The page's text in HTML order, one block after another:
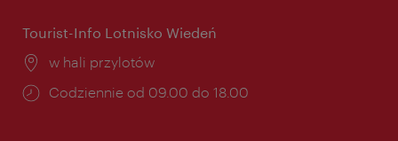
Tourist-Info Lotnisko Wiedeń
Miejsce:
w hali przylotów
Godziny
Codziennie od 09.00 do 18.00